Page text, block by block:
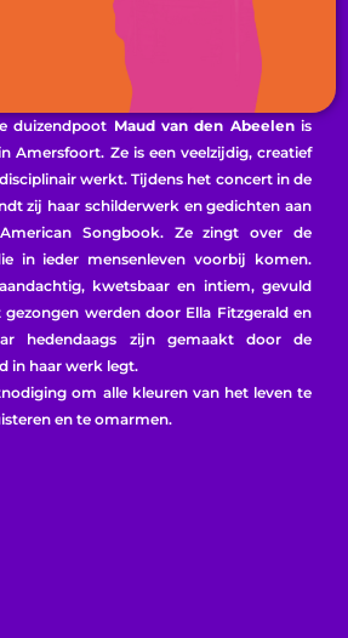
duizendpoot Maud van den Abeelenis
Amersfoort. Ze is een veelzijdig, creatief
werkt. Tijdens het concert in de
zij haar schilderwerk en gedichten aan
Songbook. Ze zingt over de
in ieder mensenleven voorbij komen.
kwetsbaar en intiem, gevuld
werden door Ella Fitzgerald en
hedendaags zijn gemaakt door de
in haar werk legt.
om alle kleuren van het leven te
en te omarmen.